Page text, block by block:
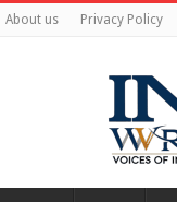
About us Privacy Policy